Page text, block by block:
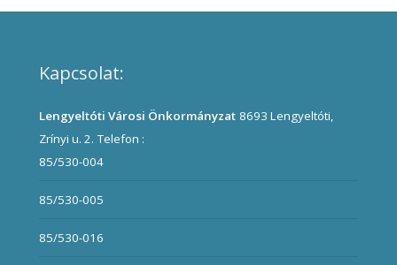
Kapcsolat:
Lengyeltóti Városi Önkormányzat 8693 Lengyeltóti,
Zrínyi u. 2. Telefon :
85/530-004
85/530-005
85/530-016